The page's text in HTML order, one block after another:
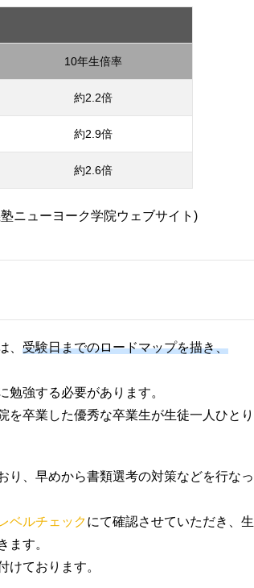
10年生倍率
約2.2倍
約2.9倍
約2.6倍
院ウェブサイト)
、 受験日までのロードマップを描き、
強する必要があります。
を卒業した優秀な卒業生が生徒一人ひとり
り、早めから書類選考の対策などを行なっ
ベルチェックにて確認させていただき、生
ます。
けております。